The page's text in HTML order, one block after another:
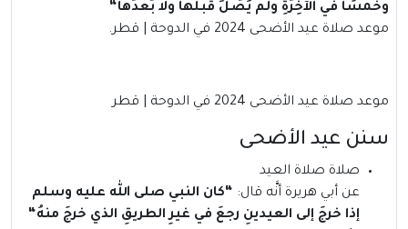
وخمسًا في الآخِرَةِ ولَم يُصَلِّ قَبلَها ولا بَعدَها“
موعد صلاة عيد الأضحى 2024 في الدوحة | قطر.
موعد صلاة عيد الأضحى 2024 في الدوحة | قطر
سنن عيد الأضحى
صلاة صلاة العيد
عن أبي هريرة أنَّه قال: “كان النبي صلى الله عليه وسلم
إذا خرجَ إلى العيدينِ رجعَ في غيرِ الطريقِ الذي خرجَ منهُ“